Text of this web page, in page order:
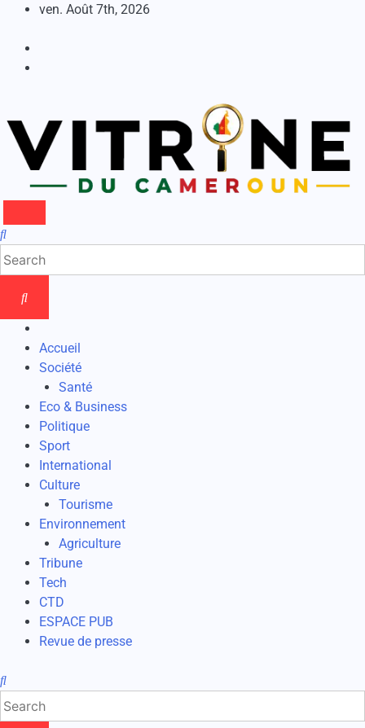
content
ven. Août 7th, 2026
Accueil
Société
Santé
Eco & Business
Politique
Sport
International
Culture
Tourisme
Environnement
Agriculture
Tribune
Tech
CTD
ESPACE PUB
Revue de presse